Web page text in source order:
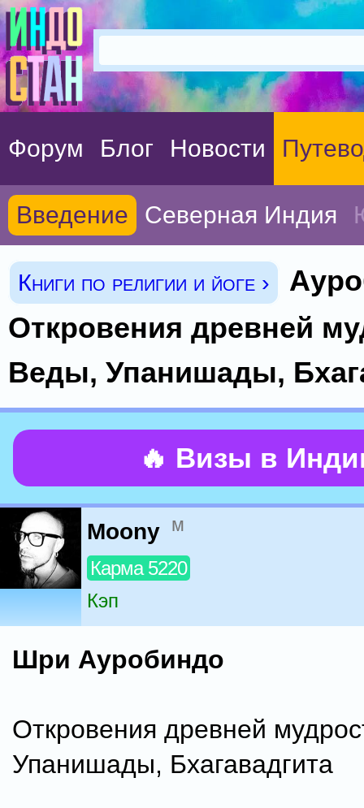
Форум Блог Новости
Введение Северная Индия
Книги по религии и йоге ›
Откровения древней
Веды, Упанишады,
🔥 Визы в
Moony м
Карма 5220
Кэп
Шри Ауробиндо
Откровения древней
Упанишады, Бхагавадгита